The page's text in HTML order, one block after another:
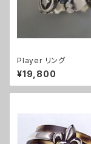
Player リング
¥19,800